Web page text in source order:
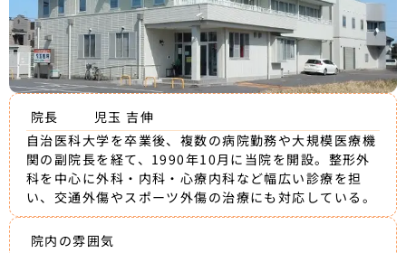
院長
児玉 吉伸
自治医科大学を卒業後、複数の病院勤務や大規模医療機
関の副院長を経て、1990年10月に当院を開設。整形外
科を中心に外科・内科・心療内科など幅広い診療を担
い、交通外傷やスポーツ外傷の治療にも対応している。
院内の雰囲気